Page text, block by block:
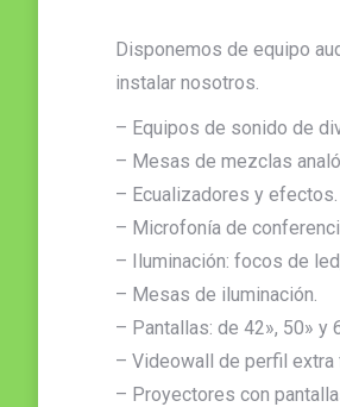
Disponemos de equipo
instalar nosotros.
– Equipos de sonido de
– Mesas de mezclas
– Ecualizadores y efectos.
– Microfonía de
– Iluminación: focos de
– Mesas de iluminación.
– Pantallas: de 42», 50» y
– Videowall de perfil extra
– Proyectores con